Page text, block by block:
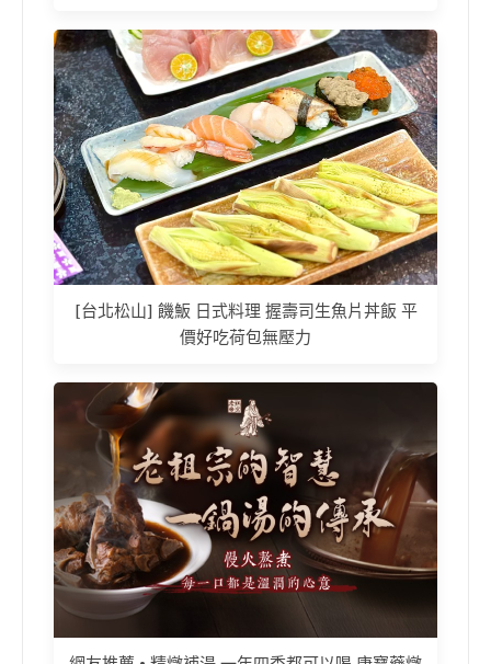
[台北松山] 饑魬 日式料理 握壽司生魚片丼飯 平
價好吃荷包無壓力